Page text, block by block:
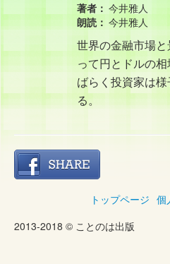
著者： 今井雅人
朗読： 今井雅人
世界の金融市場
って円とドルの
ばらく投資家は
る。
トップページ 個
2013-2018 © ことのは出版